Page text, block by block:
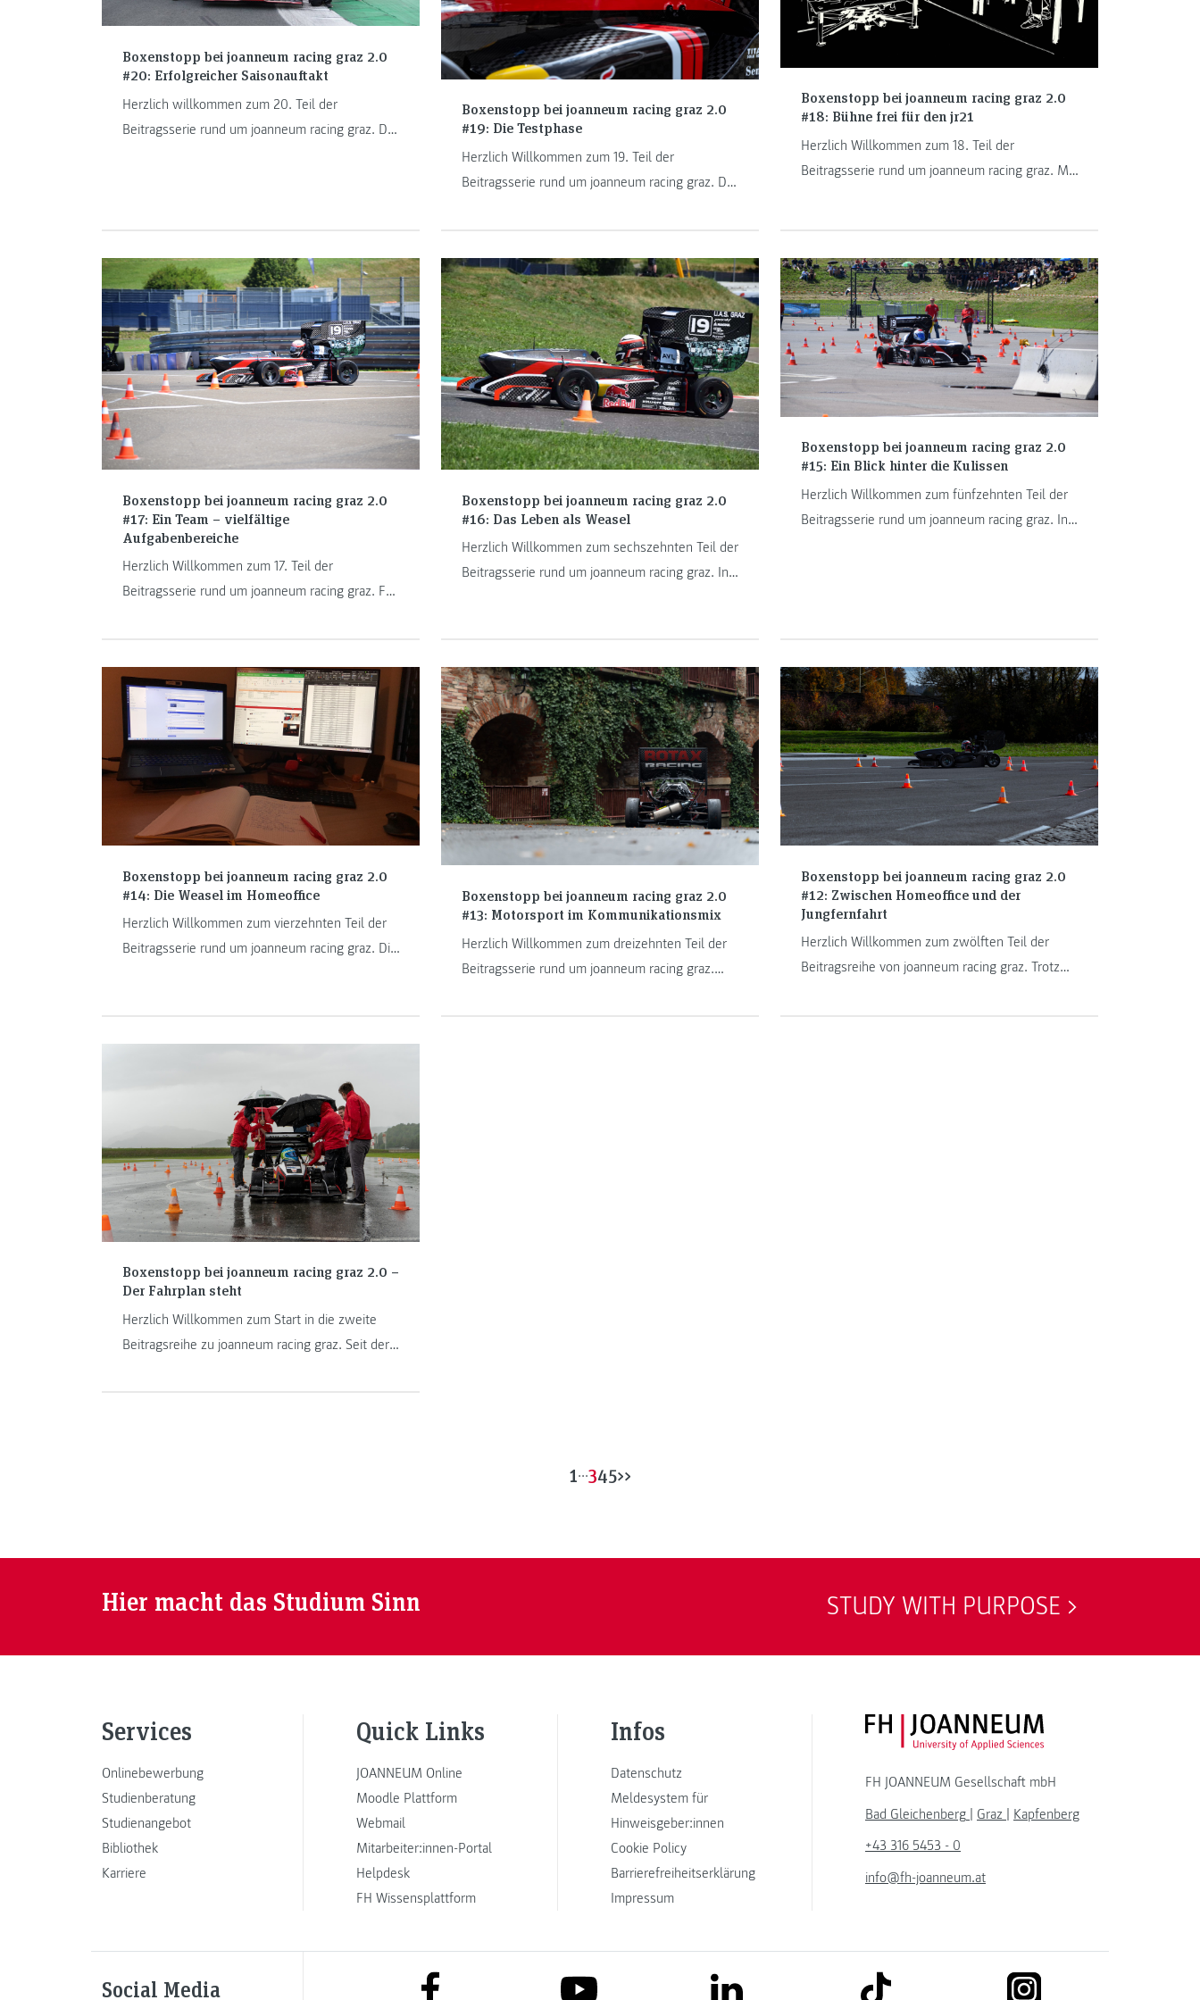
Boxenstopp bei joanneum racing graz 2.0
#20: Erfolgreicher Saisonauftakt
Herzlich willkommen zum 20. Teil der
Beitragsserie rund um joanneum racing graz. Der
Podiumsplatzierungen von Formula Student
Netherlands zurück.
Boxenstopp bei joanneum racing graz 2.0
#19: Die Testphase
Herzlich Willkommen zum 19. Teil der
Beitragsserie rund um joanneum racing graz. Da
JOANNEUM in der finalen Testphase des jr21.
Markus Wieser, Eva Rechberger und Patrick
Jenni erzählen, warum intensives Testen der
Schlüssel für eine erfolgreiche Saison ist.
Boxenstopp bei joanneum racing graz 2.0
#18: Bühne frei für den jr21
Herzlich Willkommen zum 18. Teil der
Beitragsserie rund um joanneum racing graz. Mit
des heurigen Boliden an. Oliver Klughardt und
Maximilian Bankhamer geben einen Behind-the-
Scenes-Einblick in das digitale Event.
Boxenstopp bei joanneum racing graz 2.0
#17: Ein Team – vielfältige
Aufgabenbereiche
Herzlich Willkommen zum 17. Teil der
Beitragsserie rund um joanneum racing graz. Für
und Engagement Teil des Teams der FH
JOANNEUM sind. Diesmal teilen Katharina
Plohovich, Stefan Geyer und Petra Hasler ihre
Erfahrungen.
Boxenstopp bei joanneum racing graz 2.0
#16: Das Leben als Weasel
Herzlich Willkommen zum sechszehnten Teil der
Beitragsserie rund um joanneum racing graz. In
des Racing-Teams der FH JOANNEUM beitragen.
Diesmal geben Anna-Caterina Amann, Michael
Jauschnik und Jessica Weidacher einen Einblick
hinter die Kulissen.
Boxenstopp bei joanneum racing graz 2.0
#15: Ein Blick hinter die Kulissen
Herzlich Willkommen zum fünfzehnten Teil der
Beitragsserie rund um joanneum racing graz. In
Pfandl erzählen von ihren Erfahrungen als Teil
von joanneum racing graz.
Boxenstopp bei joanneum racing graz 2.0
#14: Die Weasel im Homeoffice
Herzlich Willkommen zum vierzehnten Teil der
Beitragsserie rund um joanneum racing graz. Die
einiger Zeit aus dem Homeoffice – und hatten
Boxenstopp bei joanneum racing graz 2.0
#13: Motorsport im Kommunikationsmix
Herzlich Willkommen zum dreizehnten Teil der
Beitragsserie rund um joanneum racing graz.
Boxenstopp bei joanneum racing graz 2.0
#12: Zwischen Homeoffice und der
Jungfernfahrt
Herzlich Willkommen zum zwölften Teil der
Beitragsreihe von joanneum racing graz. Trotz
Boxenstopp bei joanneum racing graz 2.0 –
Der Fahrplan steht
Herzlich Willkommen zum Start in die zweite
Beitragsreihe zu joanneum racing graz. Seit der
1...345>>
Hier macht das Studium Sinn STUDY WITH PURPOSE
Services
Onlinebewerbung
Studienberatung
Studienangebot
Bibliothek
Karriere
Quick Links
JOANNEUM Online
Moodle Plattform
Webmail
Mitarbeiter:innen-Portal
Helpdesk
FH Wissensplattform
Infos
Datenschutz
Meldesystem für
Hinweisgeber:innen
Cookie Policy
Barrierefreiheitserklärung
Impressum
FH JOANNEUM Logo
FH JOANNEUM Gesellschaft mbH
Bad Gleichenberg | Graz | Kapfenberg
+43 316 5453 - 0
info@fh-joanneum.at
Social Media link to facebook link to youtube link to linkedin link to tiktok